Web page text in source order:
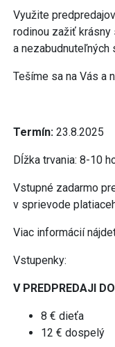
Využite
rodinou zažiť
a nezabudnuteľných
Tešíme sa na Vás a
Termín: 23.8.2025
Dĺžka trvania: 8-10
Vstupné zadarmo
v sprievode
Viac informácií
Vstupenky:
V PREDPREDAJI
8 € dieťa
12 € dospelý